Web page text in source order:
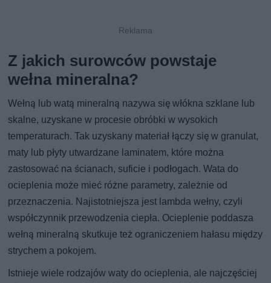
Z jakich surowców powstaje
wełna mineralna?
Wełną lub watą mineralną nazywa się włókna szklane lub
skalne, uzyskane w procesie obróbki w wysokich
temperaturach. Tak uzyskany materiał łączy się w granulat,
maty lub płyty utwardzane laminatem, które można
zastosować na ścianach, suficie i podłogach. Wata do
ocieplenia może mieć różne parametry, zależnie od
przeznaczenia. Najistotniejsza jest lambda wełny, czyli
współczynnik przewodzenia ciepła. Ocieplenie poddasza
wełną mineralną skutkuje też ograniczeniem hałasu między
strychem a pokojem.
Istnieje wiele rodzajów waty do ocieplenia, ale najczęściej